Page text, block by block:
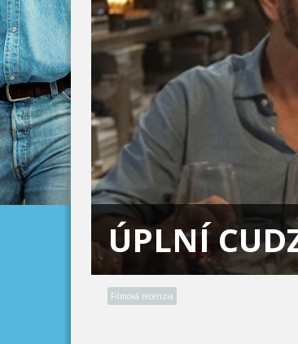
ÚPLNÍ
Filmová recenzia